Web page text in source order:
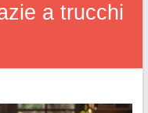
a trucchi